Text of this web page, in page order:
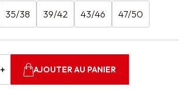
35/38 39/42 43/46 47/50
+ AJOUTER AU PANIER